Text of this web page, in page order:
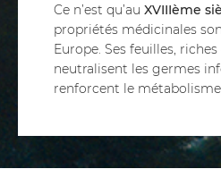
Ce n’est qu’au XVIIIème
propriétés médicinales
Europe. Ses feuilles,
neutralisent les germes
renforcent le